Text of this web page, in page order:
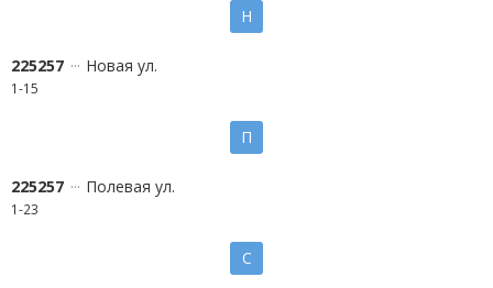
Н
225257 Новая ул.
1-15
П
225257 Полевая ул.
1-23
С